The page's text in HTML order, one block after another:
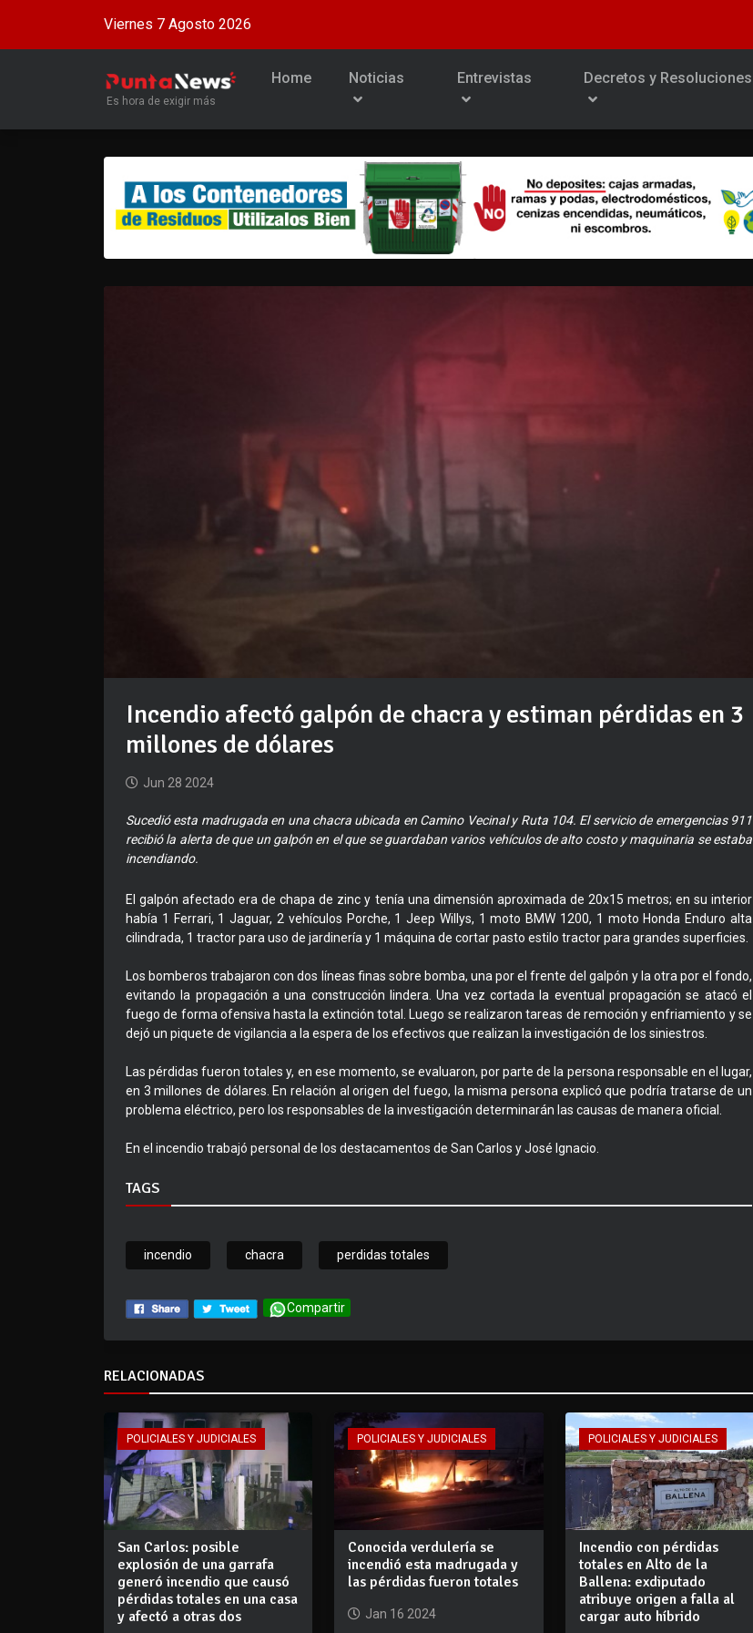
Viernes 7 Agosto 2026
Es hora de exigir más
Home Noticias Entrevistas Decretos y Resoluciones
Incendio afectó galpón de chacra y estiman pérdidas en 3
millones de dólares
Jun 28 2024
Sucedió esta madrugada en una chacra ubicada en Camino Vecinal y Ruta 104. El servicio de emergencias 911
recibió la alerta de que un galpón en el que se guardaban varios vehículos de alto costo y maquinaria se estaba
incendiando.
El galpón afectado era de chapa de zinc y tenía una dimensión aproximada de 20x15 metros; en su interior
había 1 Ferrari, 1 Jaguar, 2 vehículos Porche, 1 Jeep Willys, 1 moto BMW 1200, 1 moto Honda Enduro alta
cilindrada, 1 tractor para uso de jardinería y 1 máquina de cortar pasto estilo tractor para grandes superficies.
Los bomberos trabajaron con dos líneas finas sobre bomba, una por el frente del galpón y la otra por el fondo,
evitando la propagación a una construcción lindera. Una vez cortada la eventual propagación se atacó el
fuego de forma ofensiva hasta la extinción total. Luego se realizaron tareas de remoción y enfriamiento y se
dejó un piquete de vigilancia a la espera de los efectivos que realizan la investigación de los siniestros.
Las pérdidas fueron totales y, en ese momento, se evaluaron, por parte de la persona responsable en el lugar,
en 3 millones de dólares. En relación al origen del fuego, la misma persona explicó que podría tratarse de un
problema eléctrico, pero los responsables de la investigación determinarán las causas de manera oficial.
En el incendio trabajó personal de los destacamentos de San Carlos y José Ignacio.
TAGS
incendio chacra perdidas totales
Compartir
RELACIONADAS
POLICIALES Y JUDICIALES
San Carlos: posible
explosión de una garrafa
generó incendio que causó
pérdidas totales en una casa
y afectó a otras dos
POLICIALES Y JUDICIALES
Conocida verdulería se
incendió esta madrugada y
las pérdidas fueron totales
Jan 16 2024
POLICIALES Y JUDICIALES
Incendio con pérdidas
totales en Alto de la
Ballena: exdiputado
atribuye origen a falla al
cargar auto híbrido